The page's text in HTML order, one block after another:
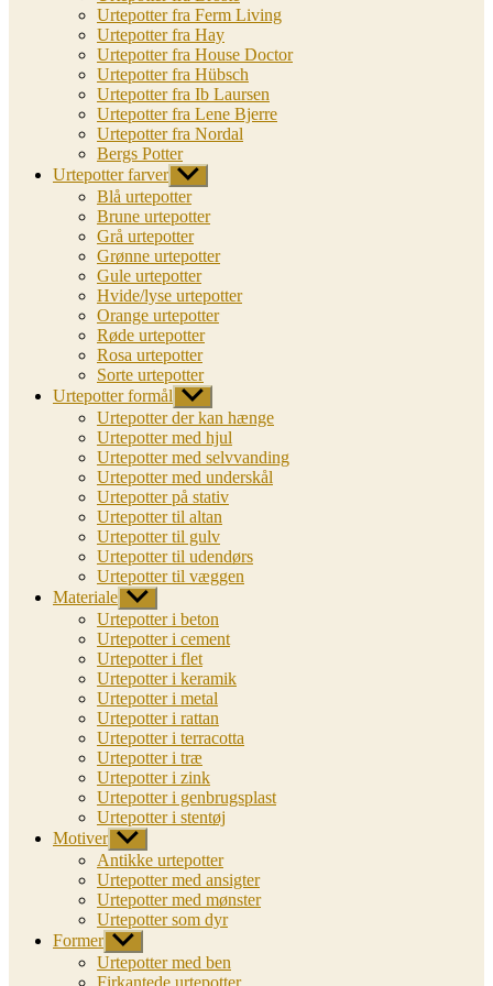
Urtepotter fra Ferm Living
Urtepotter fra Hay
Urtepotter fra House Doctor
Urtepotter fra Hübsch
Urtepotter fra Ib Laursen
Urtepotter fra Lene Bjerre
Urtepotter fra Nordal
Bergs Potter
Urtepotter farver Vis
undermenu
Blå urtepotter
Brune urtepotter
Grå urtepotter
Grønne urtepotter
Gule urtepotter
Hvide/lyse urtepotter
Orange urtepotter
Røde urtepotter
Rosa urtepotter
Sorte urtepotter
Urtepotter formål Vis
undermenu
Urtepotter der kan hænge
Urtepotter med hjul
Urtepotter med selvvanding
Urtepotter med underskål
Urtepotter på stativ
Urtepotter til altan
Urtepotter til gulv
Urtepotter til udendørs
Urtepotter til væggen
Materiale Vis
undermenu
Urtepotter i beton
Urtepotter i cement
Urtepotter i flet
Urtepotter i keramik
Urtepotter i metal
Urtepotter i rattan
Urtepotter i terracotta
Urtepotter i træ
Urtepotter i zink
Urtepotter i genbrugsplast
Urtepotter i stentøj
Motiver Vis
undermenu
Antikke urtepotter
Urtepotter med ansigter
Urtepotter med mønster
Urtepotter som dyr
Former Vis
undermenu
Urtepotter med ben
Firkantede urtepotter